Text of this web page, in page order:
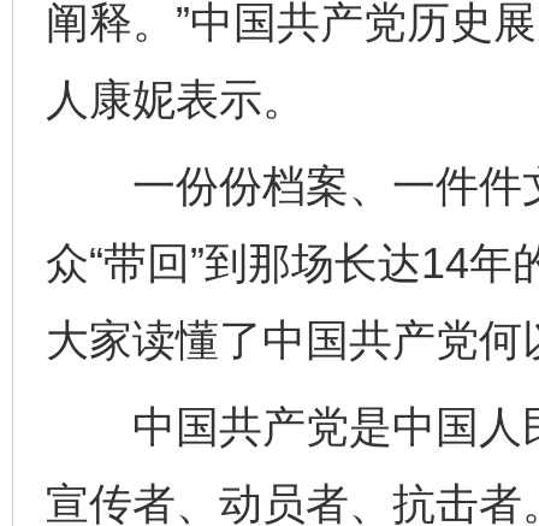
阐释。”中国共产党历史
人康妮表示。
一份份档案、一件件
众“带回”到那场长达14
大家读懂了中国共产党
中国共产党是中国人
宣传者、动员者、抗击者